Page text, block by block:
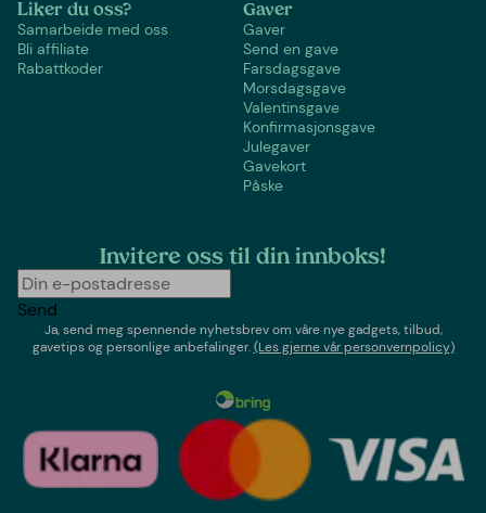
Liker du oss?
Samarbeide med oss
Bli affiliate
Rabattkoder
Gaver
Gaver
Send en gave
Farsdagsgave
Morsdagsgave
Valentinsgave
Konfirmasjonsgave
Julegaver
Gavekort
Påske
Invitere oss til din innboks!
Send
Ja, send meg spennende nyhetsbrev om våre nye gadgets, tilbud,
gavetips og personlige anbefalinger.(Les gjerne vår personvernpolicy)